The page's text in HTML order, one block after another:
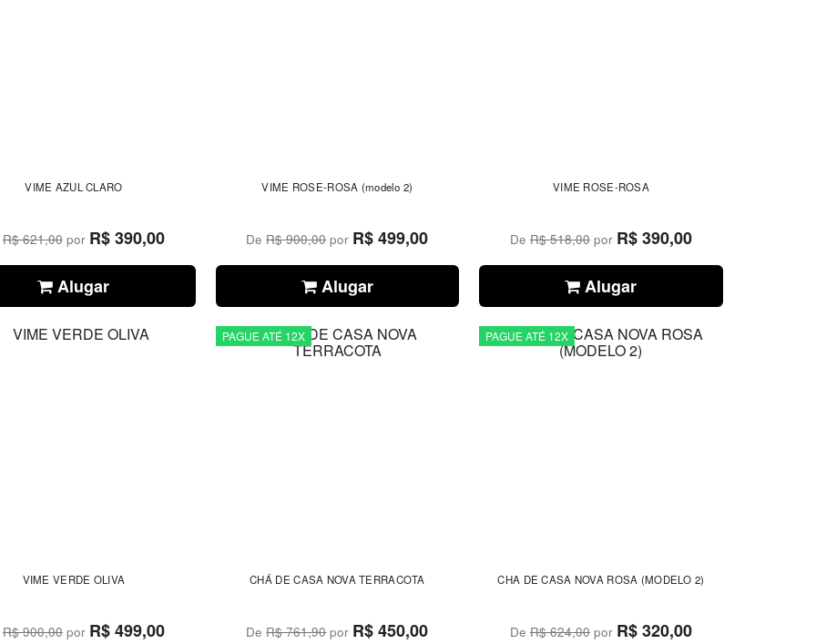
VIME AZUL CLARO
R$ 621,00por R$ 390,00
Alugar
VIME ROSE-ROSA (modelo 2)
DeR$ 900,00por R$ 499,00
Alugar
VIME ROSE-ROSA
De R$ 518,00por R$ 390,00
Alugar
VIME VERDE OLIVA
R$ 900,00por R$ 499,00
PAGUE ATÉ 12X
CHÁ DE CASA NOVA TERRACOTA
DeR$ 761,90por R$ 450,00
PAGUE ATÉ 12X
CHA DE CASA NOVA ROSA (MODELO 2)
De R$ 624,00por R$ 320,00